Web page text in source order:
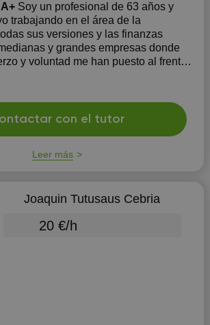
Soy un profesional de 63 años y
trabajando en el área de la
sus versiones y las finanzas
y grandes empresas donde
y voluntad me han puesto al frente
CEO. ( + de 500 personas).
con el tutor
Leer más
Joaquin Tutusaus Cebria
20 €/h